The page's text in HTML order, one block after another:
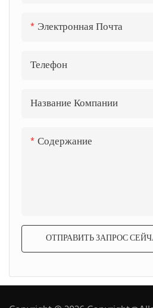
Электронная Почта
Телефон
Название Компании
Содержание
ОТПРАВИТЬ ЗАПРОС